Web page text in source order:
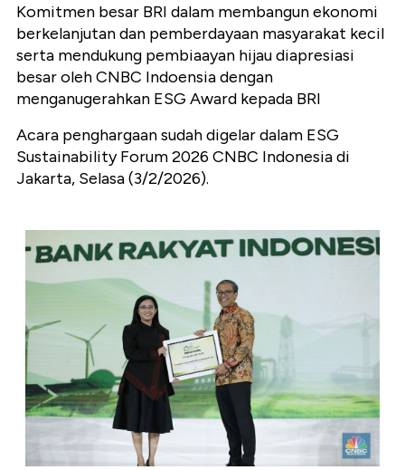
Komitmen besar BRI dalam membangun ekonomi
berkelanjutan dan pemberdayaan masyarakat kecil
serta mendukung pembiaayan hijau diapresiasi
besar oleh CNBC Indoensia dengan
menganugerahkan ESG Award kepada BRI
Acara penghargaan sudah digelar dalam ESG
Sustainability Forum 2026 CNBC Indonesia di
Jakarta, Selasa (3/2/2026).